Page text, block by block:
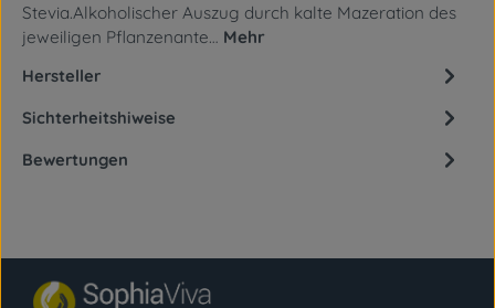
Stevia.Alkoholischer Auszug durch kalte Mazeration des
jeweiligen Pflanzenante… Mehr
Hersteller
Sichterheitshiweise
Bewertungen